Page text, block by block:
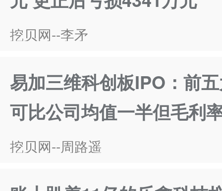
挖贝网--李矛
易加三维科创板IPO：前
可比公司均值一半但毛利
挖贝网--周路遥